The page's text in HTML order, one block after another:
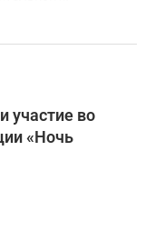
участие во
«Ночь